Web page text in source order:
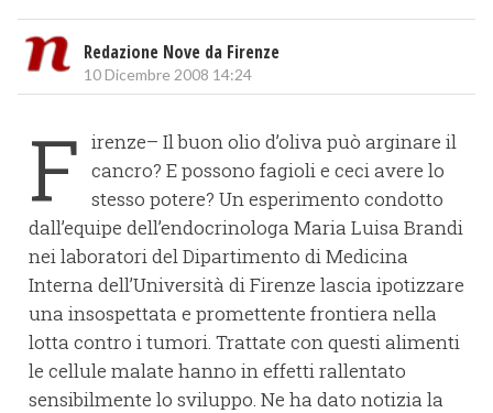
Redazione Nove da Firenze
10 Dicembre 2008 14:24
F irenze– Il buon olio d’oliva può arginare il
cancro? E possono fagioli e ceci avere lo
stesso potere? Un esperimento condotto
dall’equipe dell’endocrinologa Maria Luisa Brandi
nei laboratori del Dipartimento di Medicina
Interna dell’Università di Firenze lascia ipotizzare
una insospettata e promettente frontiera nella
lotta contro i tumori. Trattate con questi alimenti
le cellule malate hanno in effetti rallentato
sensibilmente lo sviluppo. Ne ha dato notizia la